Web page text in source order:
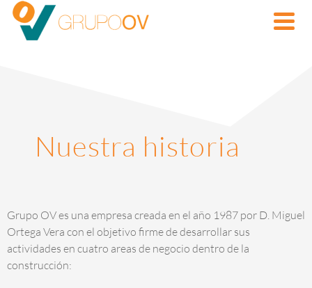
Nuestra historia
Grupo OV es una empresa creada en el año 1987 por D. Miguel
Ortega Vera con el objetivo firme de desarrollar sus
actividades en cuatro areas de negocio dentro de la
construcción: